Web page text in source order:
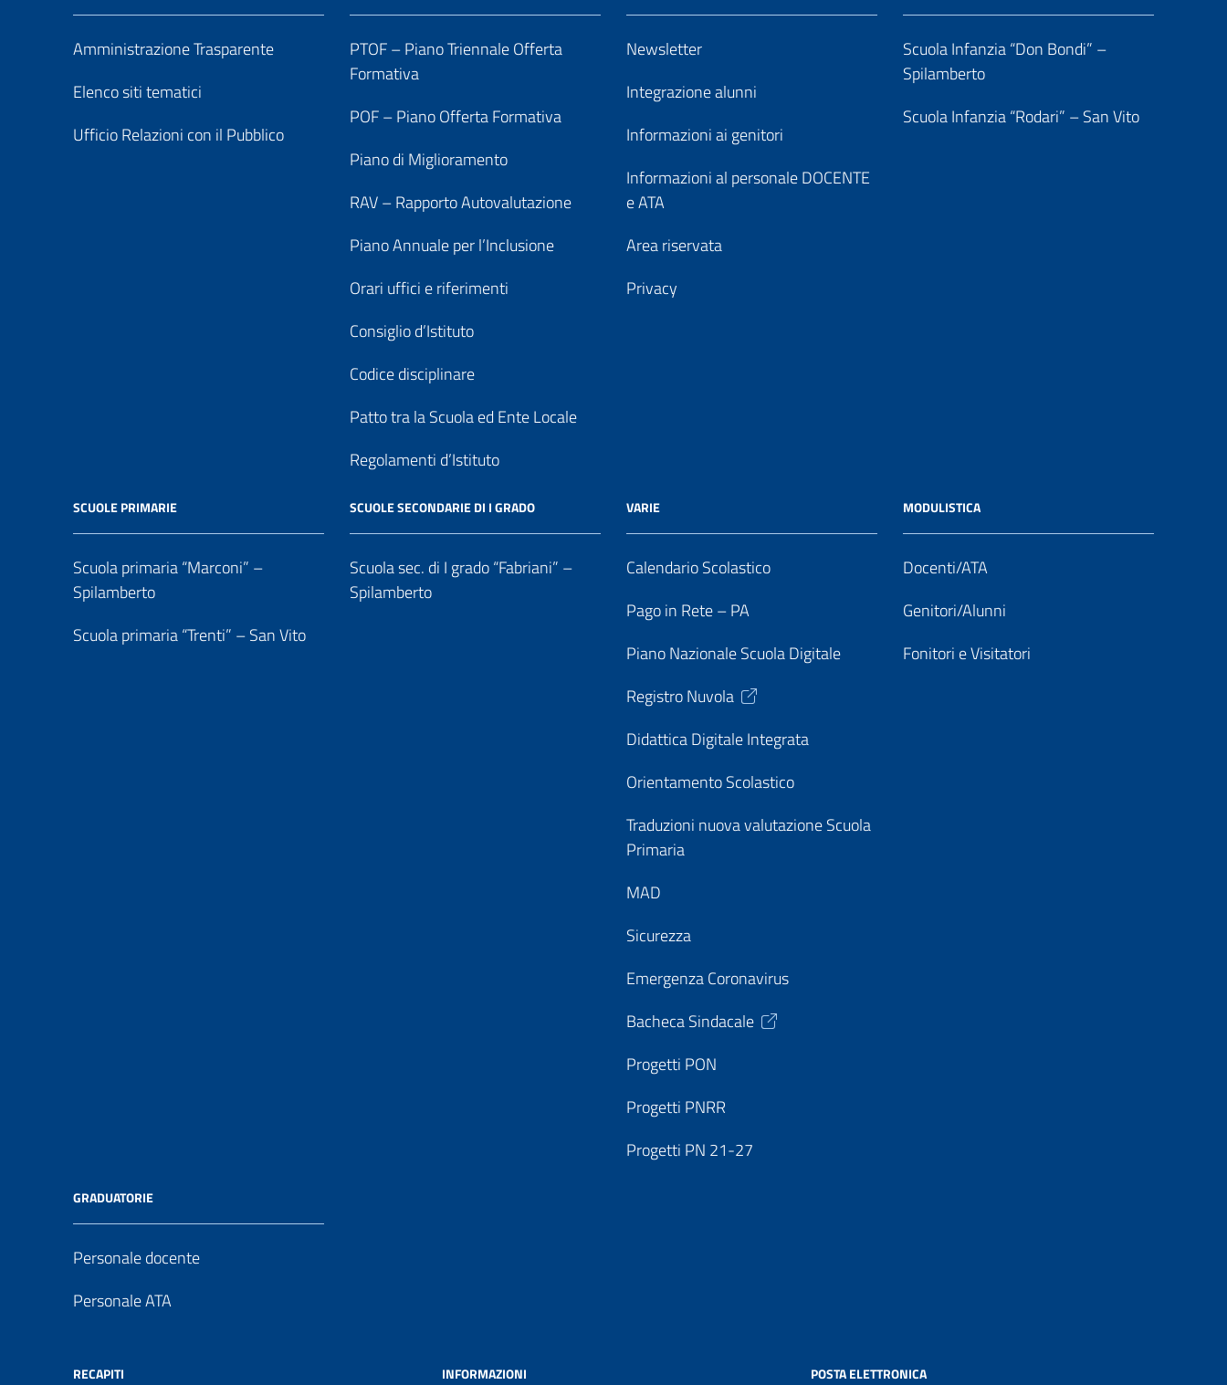
Amministrazione Trasparente
Elenco siti tematici
Ufficio Relazioni con il Pubblico
PTOF – Piano Triennale Offerta
Formativa
POF – Piano Offerta Formativa
Piano di Miglioramento
RAV – Rapporto Autovalutazione
Piano Annuale per l’Inclusione
Orari uffici e riferimenti
Consiglio d’Istituto
Codice disciplinare
Patto tra la Scuola ed Ente Locale
Regolamenti d’Istituto
Newsletter
Integrazione alunni
Informazioni ai genitori
Informazioni al personale DOCENTE
e ATA
Area riservata
Privacy
Scuola Infanzia “Don Bondi” –
Spilamberto
Scuola Infanzia “Rodari” – San Vito
SCUOLE PRIMARIE
Scuola primaria “Marconi” –
Spilamberto
Scuola primaria “Trenti” – San Vito
SCUOLE SECONDARIE DI I GRADO
Scuola sec. di I grado “Fabriani” –
Spilamberto
VARIE
Calendario Scolastico
Pago in Rete – PA
Piano Nazionale Scuola Digitale
Registro Nuvola
Didattica Digitale Integrata
Orientamento Scolastico
Traduzioni nuova valutazione Scuola
Primaria
MAD
Sicurezza
Emergenza Coronavirus
Bacheca Sindacale
Progetti PON
Progetti PNRR
Progetti PN 21-27
MODULISTICA
Docenti/ATA
Genitori/Alunni
Fonitori e Visitatori
GRADUATORIE
Personale docente
Personale ATA
RECAPITI INFORMAZIONI POSTA ELETTRONICA